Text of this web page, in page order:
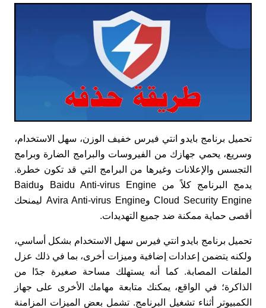
تحميل برنامج بايدو انتي فيرس خفيف الوزن، سهل الاستخدام،
وسريع، يحمي جهازك من الفيروسات والبرامج الضارة وبرامج
التجسس والإعلانات وغيرها من البرامج التي قد تكون خطرة.
يدمج البرنامج كلاً من Baidu Anti-virus Engine وBaidu
Cloud Security Engine وAvira Anti-virus Engine ليمنحك
أقصى حماية ممكنة ضد جميع التهديدات.
تحميل برنامج بايدو انتي فيرس سهل الاستخدام بشكل أساسي،
ولكنه يتضمن إعدادات إضافية وميزات أخرى، بما في ذلك عزل
الملفات المصابة. كما أنه يستهلك مساحة صغيرة جدًا من
الذاكرة؛ في الواقع، يمكنك متابعة مهامك الأخرى على جهاز
الكمبيوتر أثناء تشغيل البرنامج. تشمل بعض الميزات المزامنة